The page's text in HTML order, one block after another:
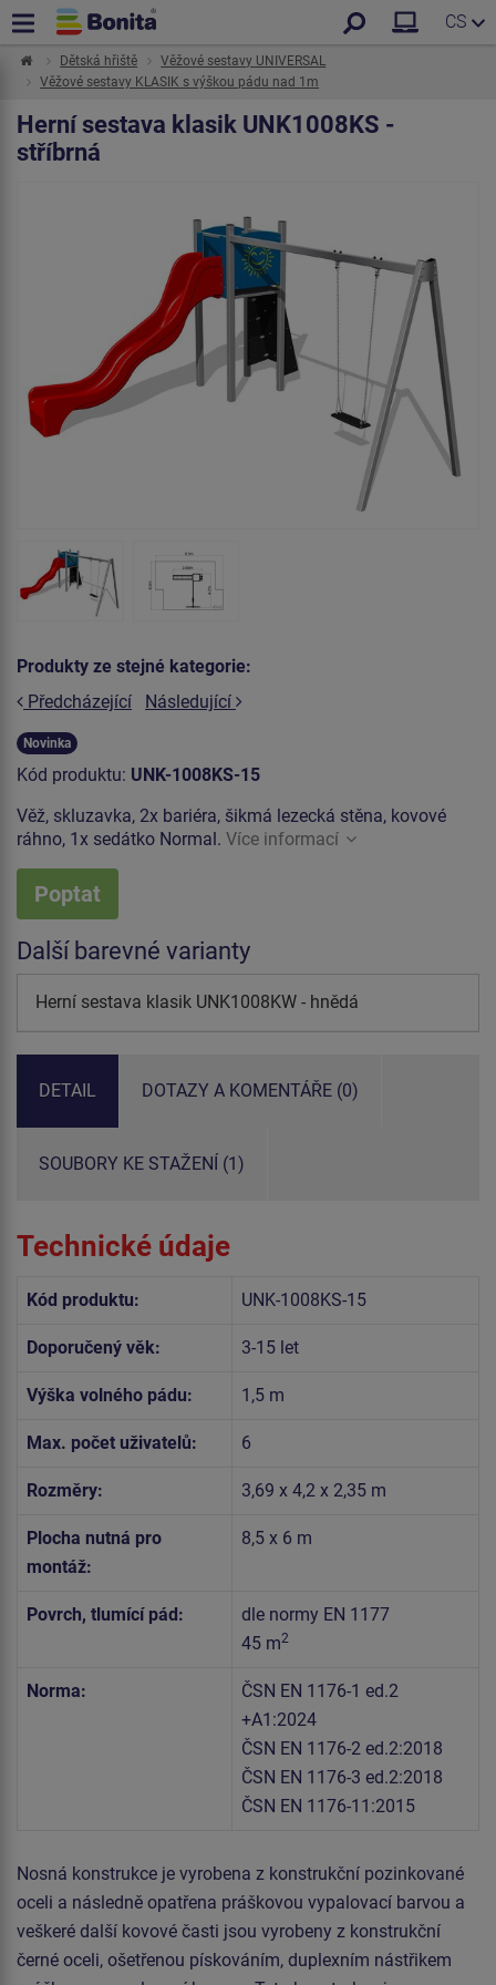
CS
Dětská hřiště
Věžové sestavy UNIVERSAL
Věžové sestavy KLASIK s výškou pádu nad 1m
Herní sestava klasik UNK1008KS -
stříbrná
Produkty ze stejné kategorie:
Předcházející
Následující
Novinka
Kód produktu: UNK-1008KS-15
Věž, skluzavka, 2x bariéra, šikmá lezecká stěna, kovové
ráhno, 1x sedátko Normal. Více informací
Poptat
Další barevné varianty
Herní sestava klasik UNK1008KW - hnědá
DETAIL DOTAZY A KOMENTÁŘE (0)
SOUBORY KE STAŽENÍ (1)
Technické údaje
Kód produktu: UNK-1008KS-15
Doporučený věk: 3-15 let
Výška volného pádu: 1,5 m
Max. počet uživatelů: 6
Rozměry: 3,69 x 4,2 x 2,35 m
Plocha nutná pro
montáž:
8,5 x 6 m
Povrch, tlumící pád:
dle normy EN 1177
45 m2
Norma:
ČSN EN 1176-1 ed.2
+A1:2024
ČSN EN 1176-2 ed.2:2018
ČSN EN 1176-3 ed.2:2018
ČSN EN 1176-11:2015
Nosná konstrukce je vyrobena z konstrukční pozinkované
oceli a následně opatřena práškovou vypalovací barvou a
veškeré další kovové časti jsou vyrobeny z konstrukční
černé oceli, ošetřenou pískováním, duplexním nástřikem